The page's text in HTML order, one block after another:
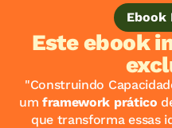
Ebook
Este ebook
"Construindo
um framework prático
que transforma essas